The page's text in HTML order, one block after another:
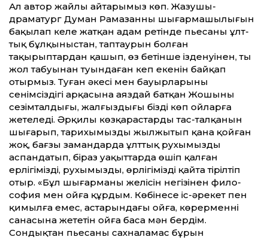
Ал автор жайлы айтарымыз көп. Жазушы-
драматург Думан Рамазанның шығармашылығын
бақылап келе жатқан адам ретінде пьесаның ұлт­
тық бұлқыныстан, таптаурын болған
тақырыптардан қашып, өз бетінше ізденуінен, тың
жол табуынан туындаған кеп екенін байқап
отырмыз. Туған әкесі мен бауырларының
сенімсіздігі арқасына аяздай батқан Жошының
сезімталдығы, жалғыздығы бізді көп ойларға
жетеледі. Әрқилы көзқарастардың тас-талқанын
шығарып, тарихымызды жылжытып қана қойған
жоқ, бағзы замандарда ұлт­тық рухымызды
аспандатып, біраз уақыт­тарда өшіп қалған
ерлігімізді, рухымызды, өрлігімізді қайта тірілтіп
отыр. «Бұл шығарманың желісін негізінен фило­
софия мен ойға құрдым. Көбінесе іс-әрекет пен
қимылға емес, астарындағы ойға, көрерменнің
санасына жететін ойға баса мән бердім.
Сондықтан пьесаны сах­на­ламас бұрын